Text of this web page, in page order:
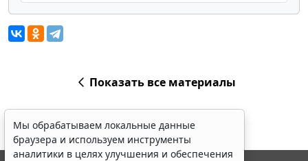
Показать все материалы
Мы обрабатываем локальные данные
браузера и используем инструменты
аналитики в целях улучшения и обеспечения